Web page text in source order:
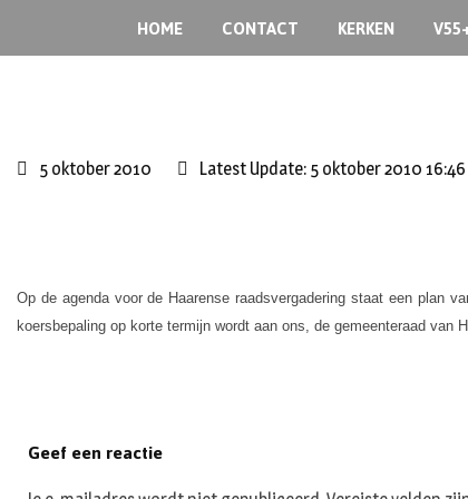
HOME CONTACT KERKEN
5 oktober 2010 Latest Update: 5 oktober 2010 16:46
Op de agenda voor de Haarense raadsvergadering staat een plan
koersbepaling op korte termijn wordt aan ons, de gemeenteraad van
Geef een reactie